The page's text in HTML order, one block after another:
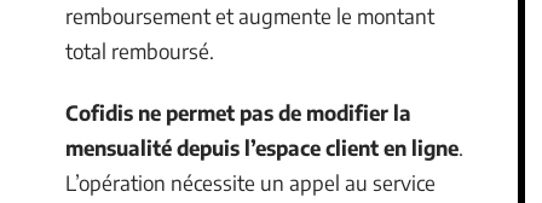
remboursement et augmente le montant
total remboursé.
Cofidis ne permet pas de modifier la
mensualité depuis l’espace client en ligne.
L’opération nécessite un appel au service